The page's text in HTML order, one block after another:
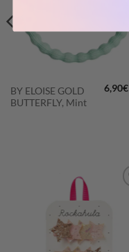
BY ELOISE GOLD
BUTTERFLY, Mint
6,90€
SUOSIKKEIHIN